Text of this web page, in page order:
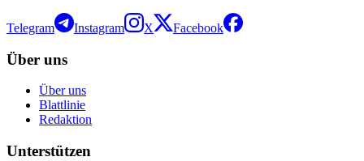
Telegram Instagram X Facebook
Über uns
Über uns
Blattlinie
Redaktion
Unterstützen